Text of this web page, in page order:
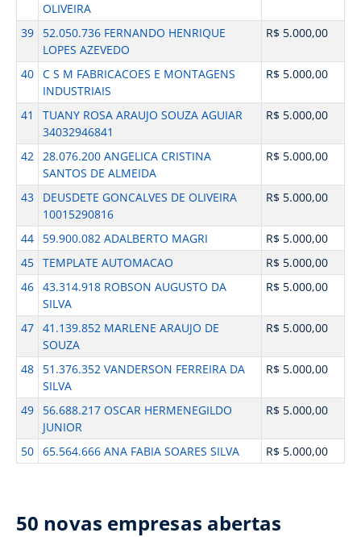
OLIVEIRA
39
52.050.736 FERNANDO HENRIQUE
LOPES AZEVEDO
R$ 5.000,00
40 C S M FABRICACOES E MONTAGENS
INDUSTRIAIS
R$ 5.000,00
41
TUANY ROSA ARAUJO SOUZA AGUIAR
34032946841
R$ 5.000,00
42 28.076.200 ANGELICA CRISTINA
SANTOS DE ALMEIDA
R$ 5.000,00
43
DEUSDETE GONCALVES DE OLIVEIRA
10015290816
R$ 5.000,00
44 59.900.082 ADALBERTO MAGRI
R$ 5.000,00
45 TEMPLATE AUTOMACAO
R$ 5.000,00
46 43.314.918 ROBSON AUGUSTO DA
SILVA
R$ 5.000,00
47 41.139.852 MARLENE ARAUJO DE
SOUZA
R$ 5.000,00
48
51.376.352 VANDERSON FERREIRA DA
SILVA
R$ 5.000,00
49
56.688.217 OSCAR HERMENEGILDO
JUNIOR
R$ 5.000,00
50 65.564.666 ANA FABIA SOARES SILVA R$ 5.000,00
50 novas empresas abertas